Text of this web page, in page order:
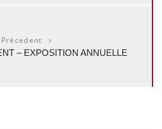
Précedent
– EXPOSITION ANNUELLE